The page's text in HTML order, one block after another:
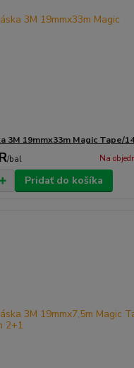
3M 19mmx33m Magic Tape/
/bal Na
Pridať do košíka